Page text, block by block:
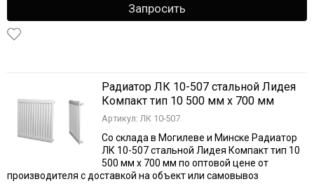
Запросить
Радиатор ЛК 10-507 стальной Лидея
Компакт тип 10 500 мм х 700 мм
Артикул: ЛК 10-507
Со склада в Могилеве и Минске Радиатор
ЛК 10-507 стальной Лидея Компакт тип 10
500 мм х 700 мм по оптовой цене от
производителя с доставкой на объект или самовывоз